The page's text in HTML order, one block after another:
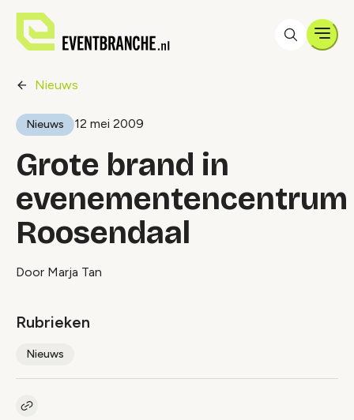
Nieuws
Nieuws 12 mei 2009
Grote brand in
evenementencentrum
Roosendaal
Door Marja Tan
Rubrieken
Nieuws
Kopieer link naar artikel